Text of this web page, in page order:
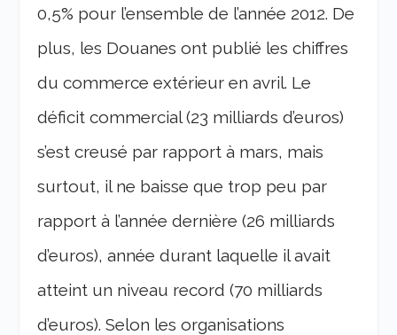
0,5% pour l’ensemble de l’année 2012. De
plus, les Douanes ont publié les chiffres
du commerce extérieur en avril. Le
déficit commercial (23 milliards d’euros)
s’est creusé par rapport à mars, mais
surtout, il ne baisse que trop peu par
rapport à l’année dernière (26 milliards
d’euros), année durant laquelle il avait
atteint un niveau record (70 milliards
d’euros). Selon les organisations